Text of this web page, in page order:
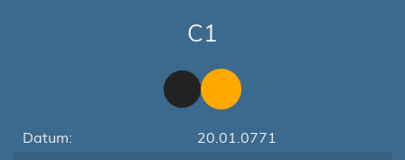
C1
Datum:
20.01.0771